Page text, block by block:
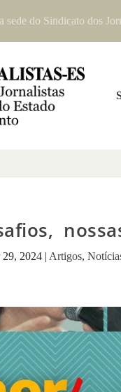
sede do Sindicato dos
29, 2024| Artigos,